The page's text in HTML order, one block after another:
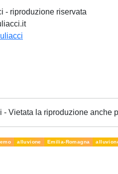
- riproduzione riservata
Vietata la riproduzione anche
alluvione Emilia-Romagna